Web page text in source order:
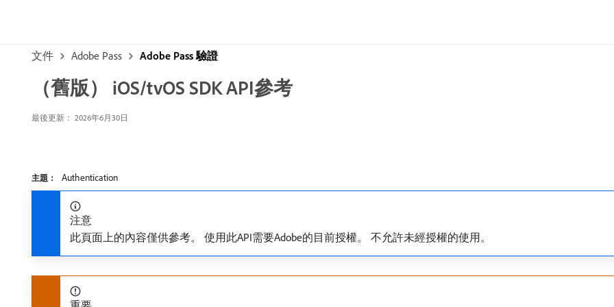
文件 Adobe Pass Adobe Pass 驗證
（舊版） iOS/tvOS SDK API參考
最後更新： 2026年6月30日
主題： Authentication
注意
此頁面上的內容僅供參考。 使用此API需要Adobe的目前授權。 不允許未經授權的使用。